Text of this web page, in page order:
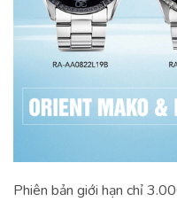
Phiên bản giới hạn chỉ